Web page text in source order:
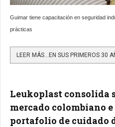
Guimar tiene capacitación en seguridad
prácticas
Leukoplast consolida
mercado colombiano
portafolio de cuidado